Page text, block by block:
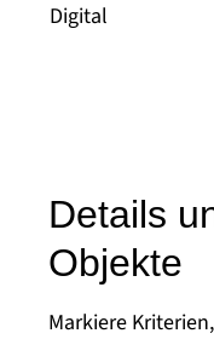
Digital
Details
Objekte
Markiere